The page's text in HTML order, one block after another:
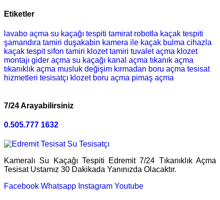
Etiketler
lavabo açma su kaçağı tespiti tamirat robotla kaçak tespiti
şamandıra tamiri duşakabin kamera ile kaçak bulma cihazla
kaçak tespit sifon tamiri klozet tamiri tuvalet açma klozet
montajı gider açma su kaçağı kanal açma tıkanık açma
tıkanıklık açma musluk değişim kırmadan boru açma tesisat
hizmetleri tesisatçı klozet boru açma pimaş açma
7/24 Arayabilirsiniz
0.505.777 1632
Kameralı Su Kaçağı Tespiti Edremit 7/24 Tıkanıklık Açma
Tesisat Ustamız 30 Dakikada Yanınızda Olacaktır.
Facebook Whatsapp Instagram Youtube